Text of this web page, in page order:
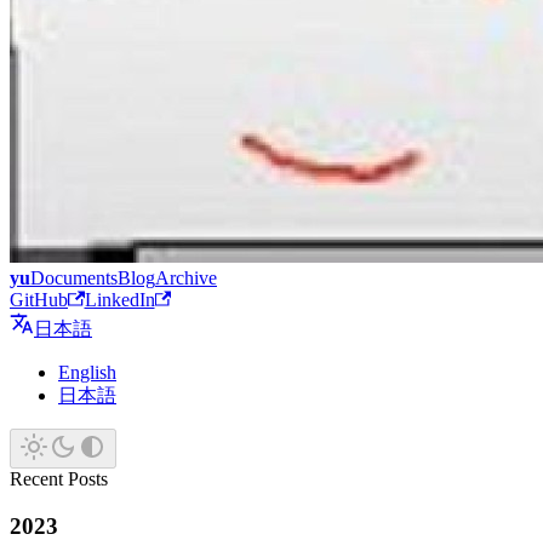
yuDocumentsBlogArchive
GitHub
LinkedIn
日本語
English
日本語
Recent Posts
2023